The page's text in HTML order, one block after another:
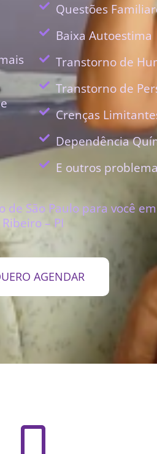
Questões
Baixa Autoestima
Transtorno de
Transtorno de
Crenças
Dependência
E outros
São Paulo para você
Ribeiro – PI
AGENDAR